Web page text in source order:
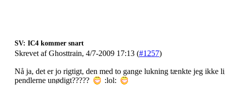
SV: IC4 kommer snart
Skrevet af Ghosttrain, 4/7-2009 17:13 (#1257)
Nå ja, det er jo rigtigt, den med to gange lukning tænkte jeg ikke
pendlerne unødigt?????
:lol: